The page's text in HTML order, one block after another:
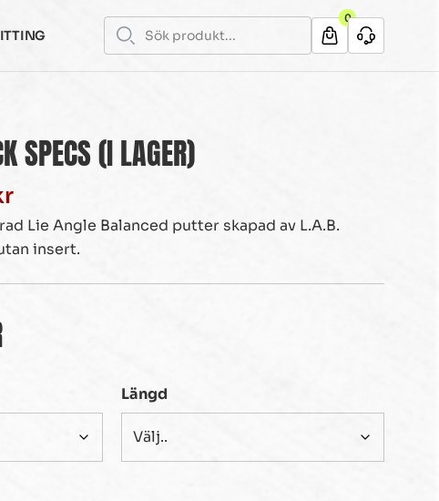
0
SPECS (I LAGER)
Lie Angle Balanced putter skapad av L.A.B.
insert.
Längd